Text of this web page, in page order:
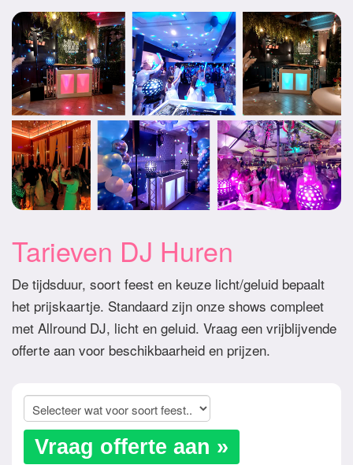
Tarieven DJ Huren
De tijdsduur, soort feest en keuze licht/geluid bepaalt
het prijskaartje. Standaard zijn onze shows compleet
met Allround DJ, licht en geluid. Vraag een vrijblijvende
offerte aan voor beschikbaarheid en prijzen.
Vraag offerte aan »